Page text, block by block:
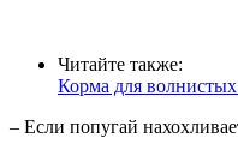
Читайте также:
Корма для
– Если попугай